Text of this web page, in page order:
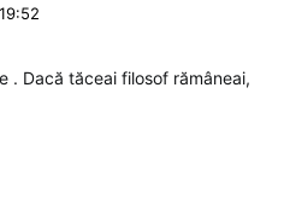
. Dacă tăceai filosof rămâneai,